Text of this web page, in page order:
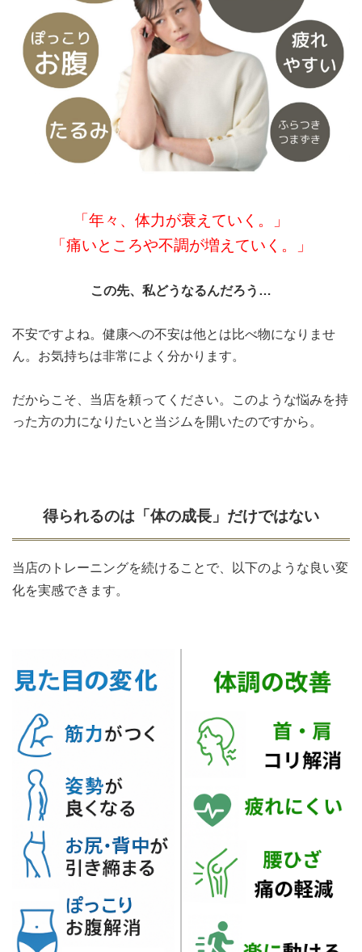
「年々、体力が衰えていく。」
「痛いところや不調が増えていく。」
この先、私どうなるんだろう…
不安ですよね。健康への不安は他とは比べ物になりませ
ん。お気持ちは非常によく分かります。
だからこそ、当店を頼ってください。このような悩みを持
った方の力になりたいと当ジムを開いたのですから。
得られるのは「体の成長」だけではない
当店のトレーニングを続けることで、以下のような良い変
化を実感できます。